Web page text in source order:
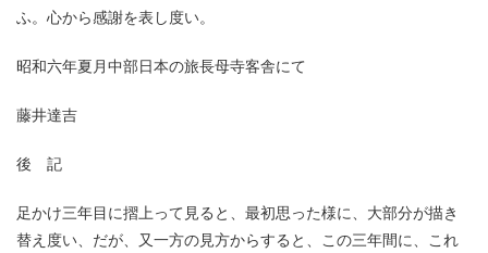
ふ。心から感謝を表し度い。
昭和六年夏月中部日本の旅長母寺客舎にて
藤井達吉
後 記
足かけ三年目に摺上って見ると、最初思った様に、大部分が描き
替え度い、だが、又一方の見方からすると、この三年間に、これ